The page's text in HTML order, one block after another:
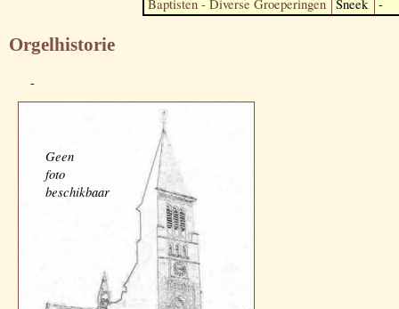
Baptisten - Diverse Groeperingen Sneek -
Orgelhistorie
-
Geen
foto
beschikbaar